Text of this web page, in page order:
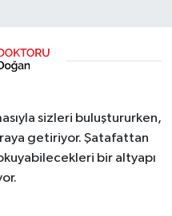
sizleri buluştururken,
getiriyor. Şatafattan
bir altyapı